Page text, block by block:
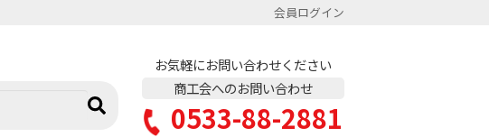
会員ログイン
お気軽にお問い合わせください
商工会へのお問い合わせ
0533-88-2881